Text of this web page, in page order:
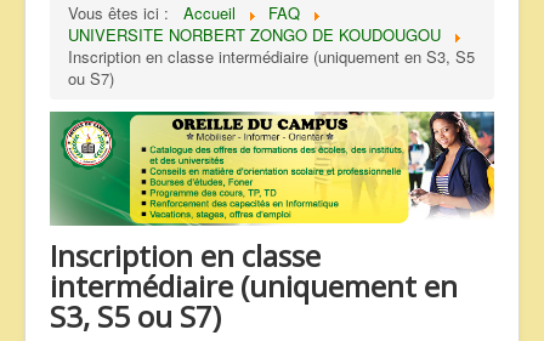
REPERTOIRE
QUI SOMMES NOUS ?
NOS SERVICES
FAQ
CONTACTS
TELECHARGEMENTS
ANNONCES
Vous êtes ici : Accueil
FAQ
UNIVERSITE NORBERT ZONGO DE KOUDOUGOU
Inscription en classe intermédiaire (uniquement en S3, S5
ou S7)
Inscription en classe
intermédiaire (uniquement en
S3, S5 ou S7)